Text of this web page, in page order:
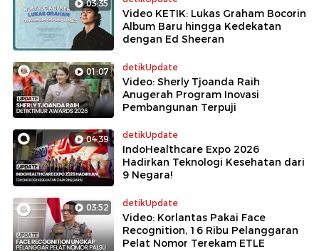
03:35
Video KETIK: Lukas Graham Bocorin
Album Baru hingga Kedekatan
dengan Ed Sheeran
01:07 detikUpdate
Video: Sherly Tjoanda Raih
Anugerah Program Inovasi
Pembangunan Terpuji
04:39 detikUpdate
IndoHealthcare Expo 2026
Hadirkan Teknologi Kesehatan dari
9 Negara!
03:52 detikUpdate
Video: Korlantas Pakai Face
Recognition, 16 Ribu Pelanggaran
Pelat Nomor Terekam ETLE